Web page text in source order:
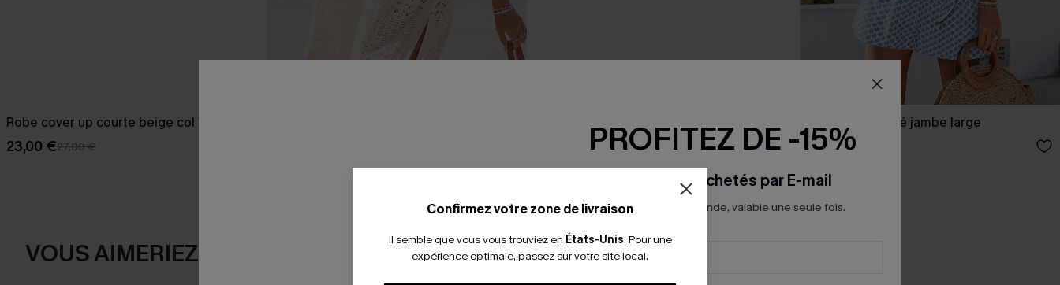
Robe cover up courte beige col V
23,00 €27,00 €
35,00 €
Combishort orné jambe large
28,00 €
VOUS AIMERIEZ AUSSI
Confirmez votre zone de livraison
Il semble que vous vous trouviez en États-Unis. Pour une
expérience optimale, passez sur votre site local.
PROFITEZ DE -15%
-15% dès 2 Achetés par E-mail
*Un code par commande, valable une seule fois.